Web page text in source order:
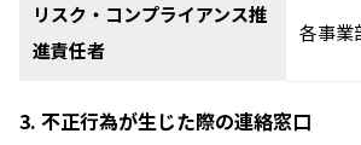
リスク・コンプライアンス推
進責任者
各事業
3. 不正行為が生じた際の連絡窓口